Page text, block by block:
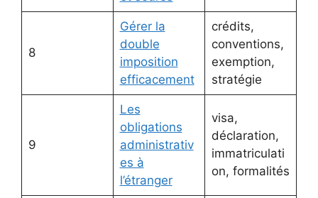
8
Gérer la
double
imposition
efficacement
crédits,
conventions,
exemption,
stratégie
9
Les
obligations
administrativ
es à
l’étranger
visa,
déclaration,
immatriculati
on, formalités